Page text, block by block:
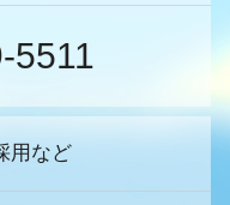
5511
用など